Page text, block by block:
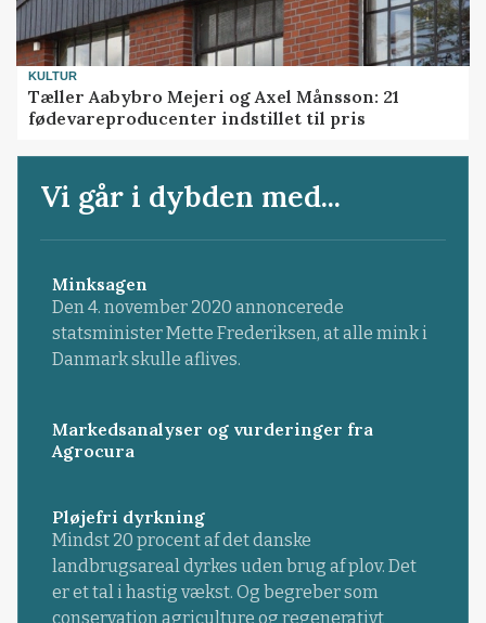
KULTUR
Tæller Aabybro Mejeri og Axel Månsson: 21
fødevareproducenter indstillet til pris
Vi går i dybden med...
Minksagen
Den 4. november 2020 annoncerede
statsminister Mette Frederiksen, at alle mink i
Danmark skulle aflives.
Markedsanalyser og vurderinger fra
Agrocura
Pløjefri dyrkning
Mindst 20 procent af det danske
landbrugsareal dyrkes uden brug af plov. Det
er et tal i hastig vækst. Og begreber som
conservation agriculture og regenerativt